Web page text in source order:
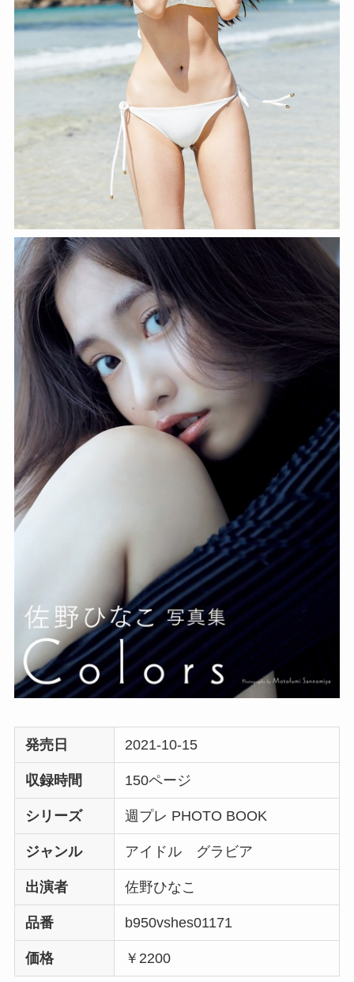
発売日 2021-10-15
収録時間 150ページ
シリーズ 週プレ PHOTO BOOK
ジャンル アイドル グラビア
出演者 佐野ひなこ
品番 b950vshes01171
価格 ￥2200